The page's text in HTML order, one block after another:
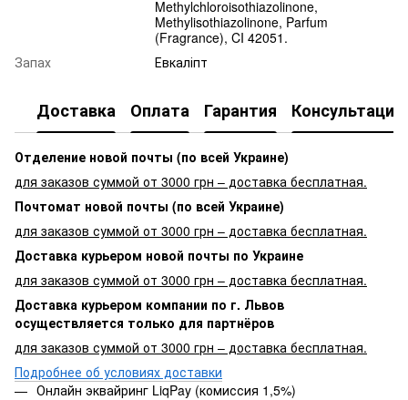
Methylchloroisothiazolinone,
Methylisothiazolinone, Parfum
(Fragrance), CI 42051.
Запах
Евкаліпт
Доставка Оплата Гарантия Консультация
Отделение новой почты (по всей Украине)
для заказов суммой от 3000 грн – доставка бесплатная.
Почтомат новой почты (по всей Украине)
для заказов суммой от 3000 грн – доставка бесплатная.
Доставка курьером новой почты по Украине
для заказов суммой от 3000 грн – доставка бесплатная.
Доставка курьером компании по г. Львов
осуществляется только для партнёров
для заказов суммой от 3000 грн – доставка бесплатная.
Подробнее об условиях доставки
Онлайн эквайринг LiqPay (комиссия 1,5%)